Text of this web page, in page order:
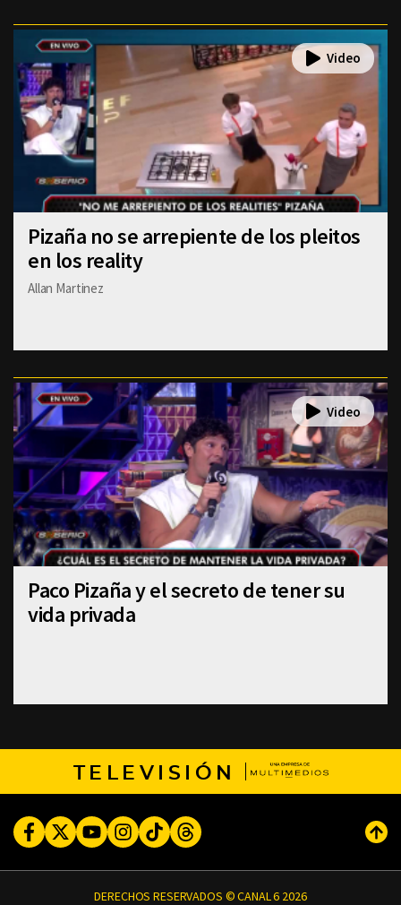
Pizaña no se arrepiente de los pleitos
en los reality
Allan Martinez
Paco Pizaña y el secreto de tener su
vida privada
TELEVISIÓN
FacebookTwitterYoutubeInstagram
TikTokThreads
DERECHOS RESERVADOS © CANAL 6 2026